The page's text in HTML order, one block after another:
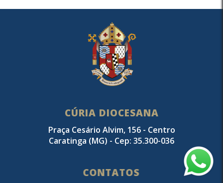
CÚRIA DIOCESANA
Praça Cesário Alvim, 156 - Centro
Caratinga (MG) - Cep: 35.300-036
CONTATOS